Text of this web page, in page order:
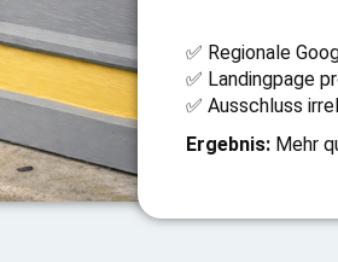
✅ Regionale
✅ Landingpage
✅ Ausschluss
Ergebnis: Mehr